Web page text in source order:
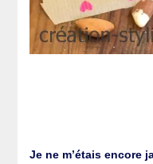
Je ne m’étais encore